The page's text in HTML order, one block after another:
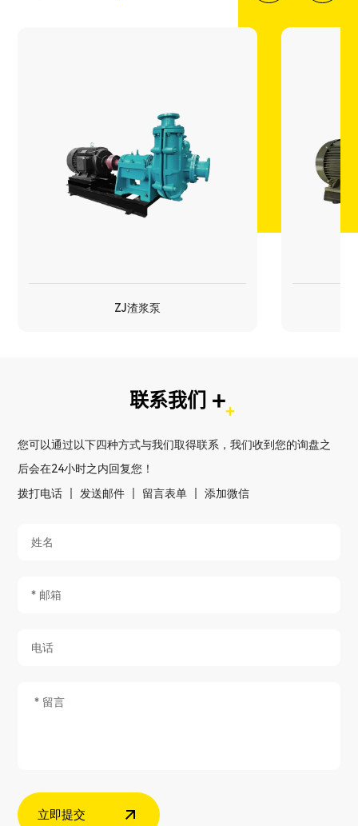
ZJ渣浆泵
联系我们 +
您可以通过以下四种方式与我们取得联系，我们收到您的询盘之
后会在24小时之内回复您！
拨打电话
发送邮件 留言表单 添加微信
立即提交